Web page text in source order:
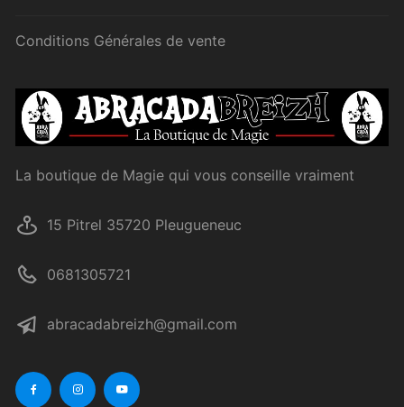
Conditions Générales de vente
La boutique de Magie qui vous conseille vraiment
15 Pitrel 35720 Pleugueneuc
0681305721
abracadabreizh@gmail.com